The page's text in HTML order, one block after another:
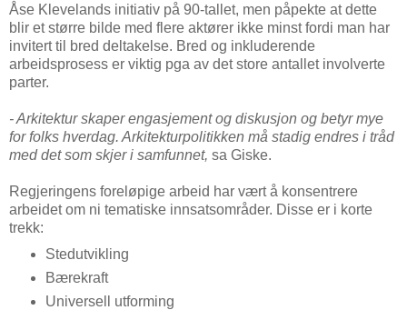
Åse Klevelands initiativ på 90-tallet, men påpekte at dette
blir et større bilde med flere aktører ikke minst fordi man har
invitert til bred deltakelse. Bred og inkluderende
arbeidsprosess er viktig pga av det store antallet involverte
parter.
- Arkitektur skaper engasjement og diskusjon og betyr mye
for folks hverdag. Arkitekturpolitikken må stadig endres i tråd
med det som skjer i samfunnet, sa Giske.
Regjeringens foreløpige arbeid har vært å konsentrere
arbeidet om ni tematiske innsatsområder. Disse er i korte
trekk:
Stedutvikling
Bærekraft
Universell utforming